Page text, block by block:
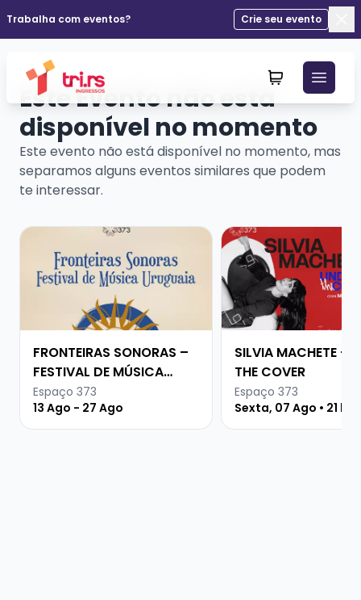
Trabalha com eventos?
Crie seu evento
Este Evento não está
disponível no momento
Este evento não está disponível no momento, mas
separamos alguns eventos similares que podem
te interessar.
Veja mais sobre FRONTEIRAS SONORAS – FESTIVAL
FRONTEIRAS SONORAS –
FESTIVAL DE MÚSICA
URUGUAIA
Espaço 373
13 Ago - 27 Ago
Veja mais sobre
SILVIA MACHETE -
THE COVER
Espaço 373
Sexta, 07 Ago • 21